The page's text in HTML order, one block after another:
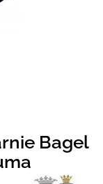
Bagel